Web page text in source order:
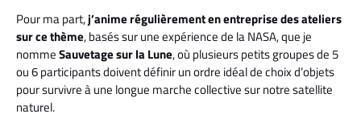
Pour ma part,j’anime régulièrement en entreprise des ateliers
sur ce thème, basés sur une expérience de la NASA, que je
nommeSauvetage sur la Lune, où plusieurs petits groupes de 5
ou 6 participants doivent définir un ordre idéal de choix d’objets
pour survivre à une longue marche collective sur notre satellite
naturel.